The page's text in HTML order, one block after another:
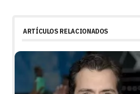
ARTÍCULOS RELACIONADOS